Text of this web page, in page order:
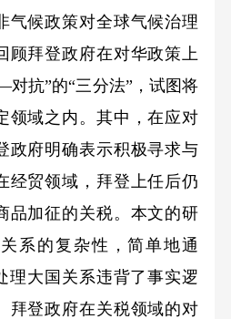
气候政策对全球气候治理
顾拜登政府在对华政策上
抗”的“三分法”，试图将
领域之内。其中，在应对
政府明确表示积极寻求与
经贸领域，拜登上任后仍
品加征的关税。本文的研
系的复杂性，简单地通
理大国关系违背了事实逻
拜登政府在关税领域的对